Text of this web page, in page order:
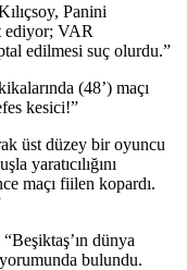
Panini
ediyor; VAR
edilmesi suç olurdu.”
(48’) maçı
kesici!”
üst düzey bir oyuncu
yaratıcılığını
maçı fiilen kopardı.
dünya
bulundu.